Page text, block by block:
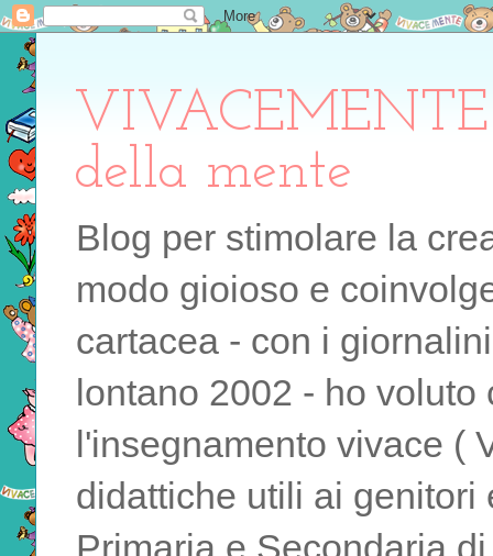
della mente
Blog per stimolare la
modo gioioso e
cartacea - con i
lontano 2002 - ho
l'insegnamento vivace (
didattiche utili ai
Primaria e Secondaria